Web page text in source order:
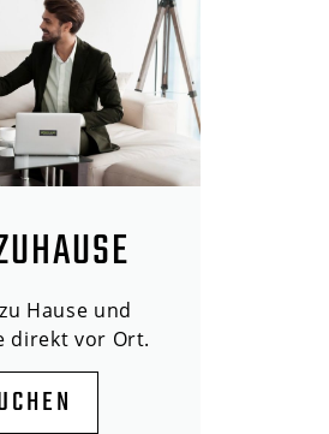
Hause und
direkt vor Ort.